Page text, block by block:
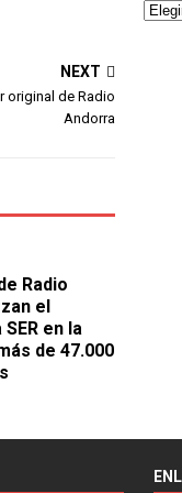
NEXT
original de Radio
Andorra
Radio
el
en la
de 47.000